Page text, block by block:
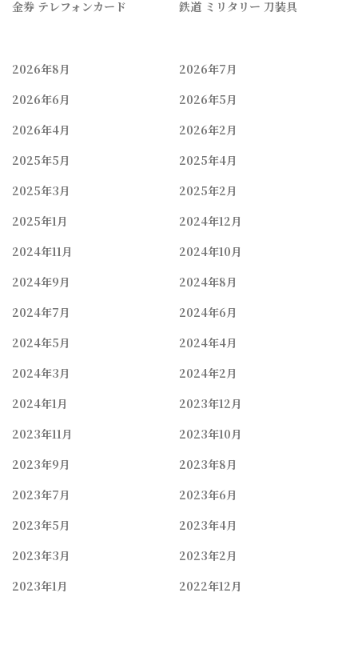
金券 テレフォンカード
鉄道 ミリタリー 刀装具
2026年8月
2026年7月
2026年6月
2026年5月
2026年4月
2026年2月
2025年5月
2025年4月
2025年3月
2025年2月
2025年1月
2024年12月
2024年11月
2024年10月
2024年9月
2024年8月
2024年7月
2024年6月
2024年5月
2024年4月
2024年3月
2024年2月
2024年1月
2023年12月
2023年11月
2023年10月
2023年9月
2023年8月
2023年7月
2023年6月
2023年5月
2023年4月
2023年3月
2023年2月
2023年1月
2022年12月